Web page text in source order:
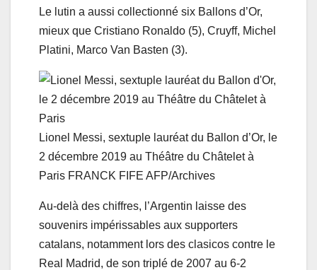
Le lutin a aussi collectionné six Ballons d’Or,
mieux que Cristiano Ronaldo (5), Cruyff, Michel
Platini, Marco Van Basten (3).
Lionel Messi, sextuple lauréat du Ballon d’Or, le
2 décembre 2019 au Théâtre du Châtelet à
Paris FRANCK FIFE AFP/Archives
Au-delà des chiffres, l’Argentin laisse des
souvenirs impérissables aux supporters
catalans, notamment lors des clasicos contre le
Real Madrid, de son triplé de 2007 au 6-2